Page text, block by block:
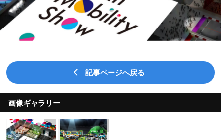
記事ページへ戻る
画像ギャラリー